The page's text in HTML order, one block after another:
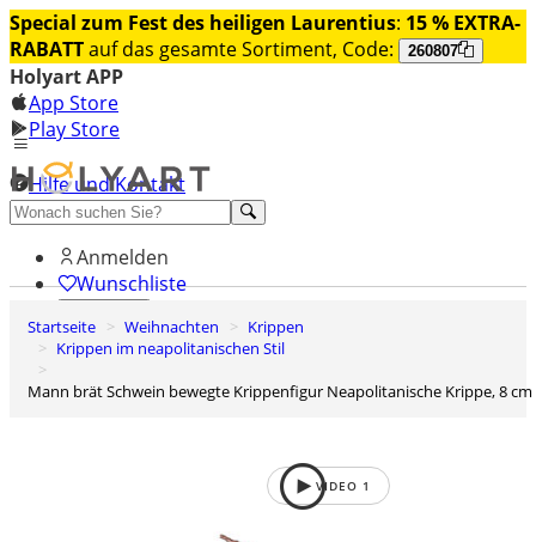
Special zum Fest des heiligen Laurentius: 15 % EXTRA-
RABATTauf das gesamte Sortiment, Code: 260807
Holyart APP
App Store
Play Store
Hilfe und Kontakt
Entdecken Sie Premium
Anmelden
Wunschliste
0
Warenkorb
Startseite Weihnachten
Krippen
Krippen im neapolitanischen Stil
Mann brät Schwein bewegte Krippenfigur Neapolitanische Krippe, 8 cm
VIDEO 1